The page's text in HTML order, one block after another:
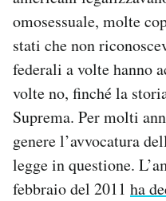
omosessuale, molte
stati che non
federali a volte hanno
volte no, finché la
Suprema. Per molti
genere l’avvocatura
legge in questione.
febbraio del 2011 ha